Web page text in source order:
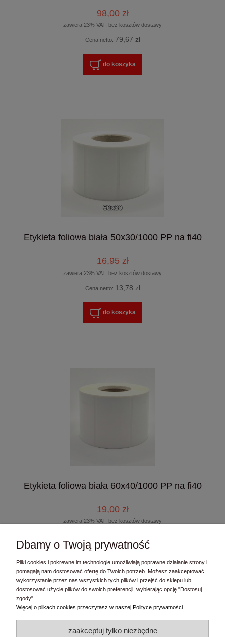
98,00 zł
zawiera 23% VAT, bez kosztów dostawy
Cena netto: 79,67 zł
do koszyka
Etykieta foliowa biała 50x30/1000 PP na fi40
16,95 zł
zawiera 23% VAT, bez kosztów dostawy
Cena netto: 13,78 zł
do koszyka
Etykieta foliowa biała 60x40/1000 PP na fi40
19,00 zł
zawiera 23% VAT, bez kosztów dostawy
do koszyka
Kontakt
Moje konto
Dbamy o Twoją prywatność
Pliki cookies i pokrewne im technologie umożliwiają poprawne działanie strony i
pomagają nam dostosować ofertę do Twoich potrzeb. Możesz zaakceptować
wykorzystanie przez nas wszystkich tych plików i przejść do sklepu lub
dostosować użycie plików do swoich preferencji, wybierając opcję "Dostosuj
zgody".
Więcej o plikach cookies przeczytasz w naszej Polityce prywatności.
zaakceptuj tylko niezbędne